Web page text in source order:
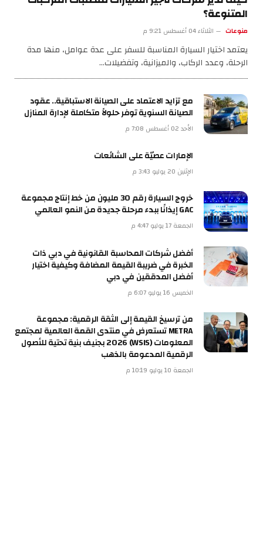
المتنوعة؟
منوعات الثلاثاء 04 أغسطس 9:21 م
يعتمد اختيار السيارة المناسبة للسفر على عدة عوامل، منها مدة
الرحلة، وعدد الركاب، والميزانية، وتفضيلات…
مع تزايد الاعتماد على الصيانة الاستباقية.. عقود
الصيانة السنوية توفر حلولاً متكاملة لإدارة المنازل
الأحد 02 أغسطس 7:08 م
الإمارات عصيّة على الشائعات
الإثنين 20 يوليو 3:43 م
خروج السيارة رقم 30 مليون من خط إنتاج مجموعة
GAC إيذانًا ببدء مرحلة جديدة من النمو العالمي
الجمعة 17 يوليو 4:47 م
أفضل شركات المحاسبة القانونية في دبي ذات
الخبرة في ضريبة القيمة المضافة وكيفية اختيار
أفضل المدققين في دبي
الخميس 16 يوليو 6:07 م
من ترسيخ القيمة إلى الثقة الرقمية: مجموعة
METRA تستعرض في منتدى القمة العالمية لمجتمع
المعلومات (WSIS) 2026 بجنيف بنية تحتية للأصول
الرقمية المدعومة بالذهب
الجمعة 10 يوليو 10:19 م